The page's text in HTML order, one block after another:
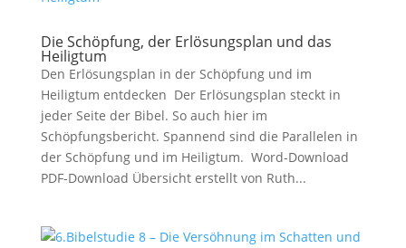
Die Schöpfung, der Erlösungsplan und das
Heiligtum
Den Erlösungsplan in der Schöpfung und im
Heiligtum entdecken Der Erlösungsplan steckt in
jeder Seite der Bibel. So auch hier im
Schöpfungsbericht. Spannend sind die Parallelen in
der Schöpfung und im Heiligtum. Word-Download
PDF-Download Übersicht erstellt von Ruth...